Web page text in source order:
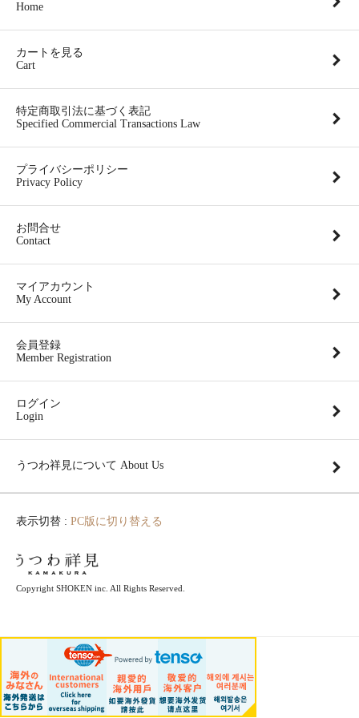
Home
カートを見る
Cart
特定商取引法に基づく表記
Specified Commercial Transactions Law
プライバシーポリシー
Privacy Policy
お問合せ
Contact
マイアカウント
My Account
会員登録
Member Registration
ログイン
Login
うつわ祥見について About Us
表示切替 : PC版に切り替える
Copyright SHOKEN inc. All Rights Reserved.